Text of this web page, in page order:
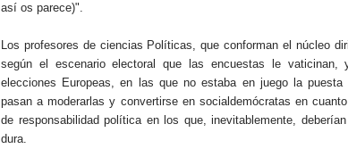
así os parece)".
Los profesores de ciencias Políticas, que conforman el núcleo
según el escenario electoral que las encuestas le
elecciones Europeas, en las que no estaba en juego la
pasan a moderarlas y convertirse en socialdemócratas en
de responsabilidad política en los que, inevitablemente,
dura.